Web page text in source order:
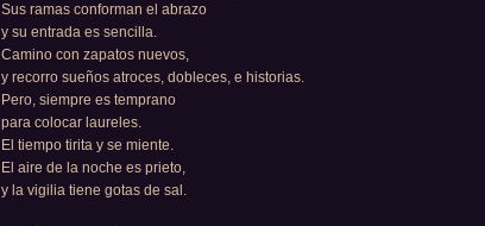
Sus ramas conforman el abrazo
y su entrada es sencilla.
Camino con zapatos nuevos,
y recorro sueños atroces, dobleces, e historias.
Pero, siempre es temprano
para colocar laureles.
El tiempo tirita y se miente.
El aire de la noche es prieto,
y la vigilia tiene gotas de sal.